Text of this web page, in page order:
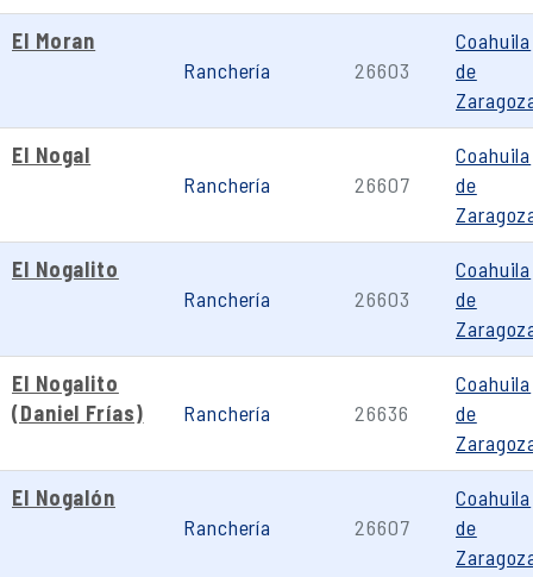
El Moran
Ranchería
26603
Coahuila
de
El Nogal
Ranchería
26607
Coahuila
de
El Nogalito
Ranchería
26603
Coahuila
de
El Nogalito
(Daniel Frías)
Ranchería 26636
Coahuila
de
El Nogalón
Ranchería
26607
Coahuila
de